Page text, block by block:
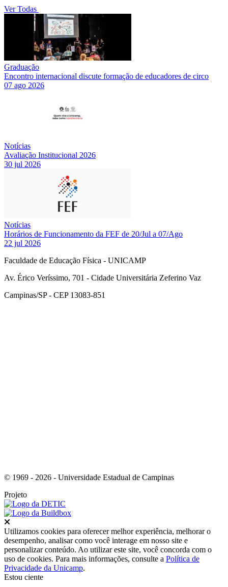
Ver Todas
Graduação
Encontro internacional discute formação de educadores de circo
07 ago 2026
Notícias
Avaliação Institucional 2026
30 jul 2026
Notícias
Horários de Funcionamento da FEF de 20/Jul a 07/Ago
22 jul 2026
Faculdade de Educação Física - UNICAMP
Av. Érico Veríssimo, 701 - Cidade Universitária Zeferino Vaz
Campinas/SP - CEP 13083-851
© 1969 - 2026 - Universidade Estadual de Campinas
Projeto
Utilizamos cookies para oferecer melhor experiência, melhorar o
desempenho, analisar como você interage em nosso site e
personalizar conteúdo. Ao utilizar este site, você concorda com o
uso de cookies. Para mais informações, consulte a Política de
Privacidade da Unicamp.
Estou ciente